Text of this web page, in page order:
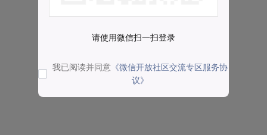
请使用微信扫一扫登录
我已阅读并同意 《微信开放社区交流专区服务协
议》